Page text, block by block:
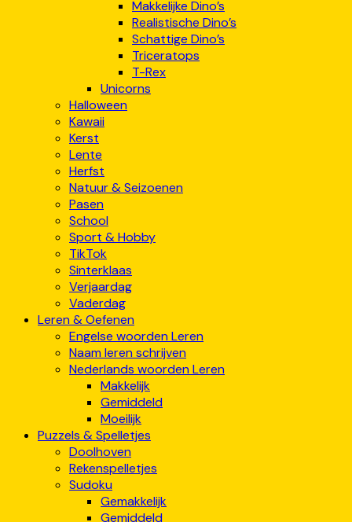
Makkelijke Dino’s
Realistische Dino’s
Schattige Dino’s
Triceratops
T-Rex
Unicorns
Halloween
Kawaii
Kerst
Lente
Herfst
Natuur & Seizoenen
Pasen
School
Sport & Hobby
TikTok
Sinterklaas
Verjaardag
Vaderdag
Leren & Oefenen
Engelse woorden Leren
Naam leren schrijven
Nederlands woorden Leren
Makkelijk
Gemiddeld
Moeilijk
Puzzels & Spelletjes
Doolhoven
Rekenspelletjes
Sudoku
Gemakkelijk
Gemiddeld